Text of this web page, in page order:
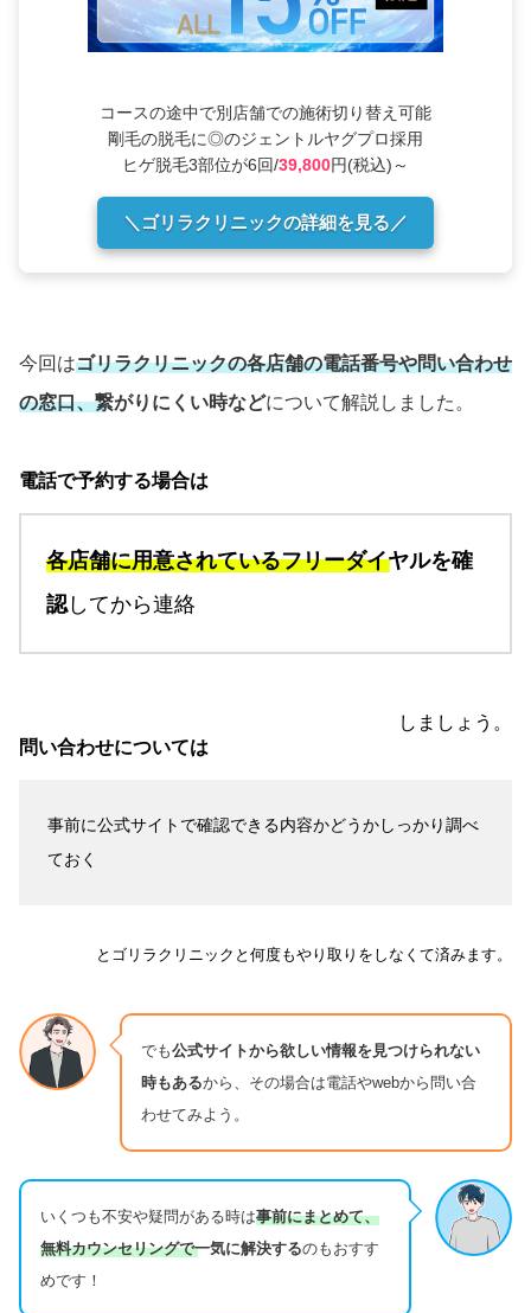
コースの途中で別店舗での施術切り替え可能
剛毛の脱毛に◎のジェントルヤグプロ採用
ヒゲ脱毛3部位が6回/39,800円(税込)～
＼ゴリラクリニックの詳細を見る／
今回はゴリラクリニックの各店舗の電話番号や問い合わせ
の窓口、繋がりにくい時などについて解説しました。
電話で予約する場合は
各店舗に用意されているフリーダイヤルを確
認してから連絡
しましょう。
問い合わせについては
事前に公式サイトで確認できる内容かどうかしっかり調べ
ておく
とゴリラクリニックと何度もやり取りをしなくて済みます。
でも公式サイトから欲しい情報を見つけられない
時もあるから、その場合は電話やwebから問い合
わせてみよう。
いくつも不安や疑問がある時は事前にまとめて、
無料カウンセリングで一気に解決するのもおすす
めです！